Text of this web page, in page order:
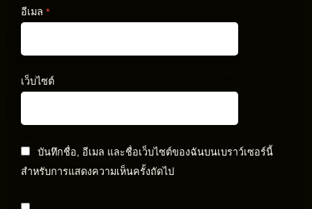
อีเมล *
เว็บไซต์
บันทึกชื่อ, อีเมล และชื่อเว็บไซต์ของฉันบนเบราว์เซอร์นี้
สำหรับการแสดงความเห็นครั้งถัดไป